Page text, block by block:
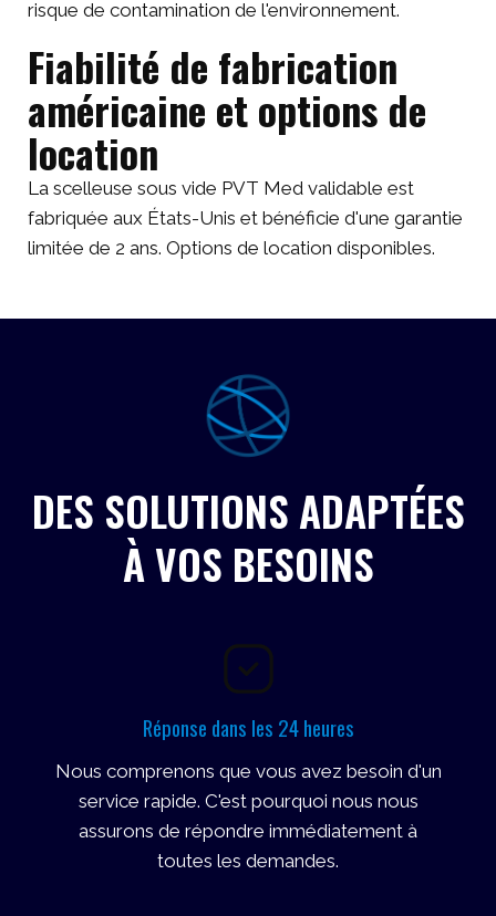
risque de contamination de l'environnement.
Fiabilité de fabrication
américaine et options de
location
La scelleuse sous vide PVT Med validable est
fabriquée aux États-Unis et bénéficie d'une garantie
limitée de 2 ans. Options de location disponibles.
DES SOLUTIONS ADAPTÉES
À VOS BESOINS
Réponse dans les 24 heures
Nous comprenons que vous avez besoin d'un
service rapide. C'est pourquoi nous nous
assurons de répondre immédiatement à
toutes les demandes.